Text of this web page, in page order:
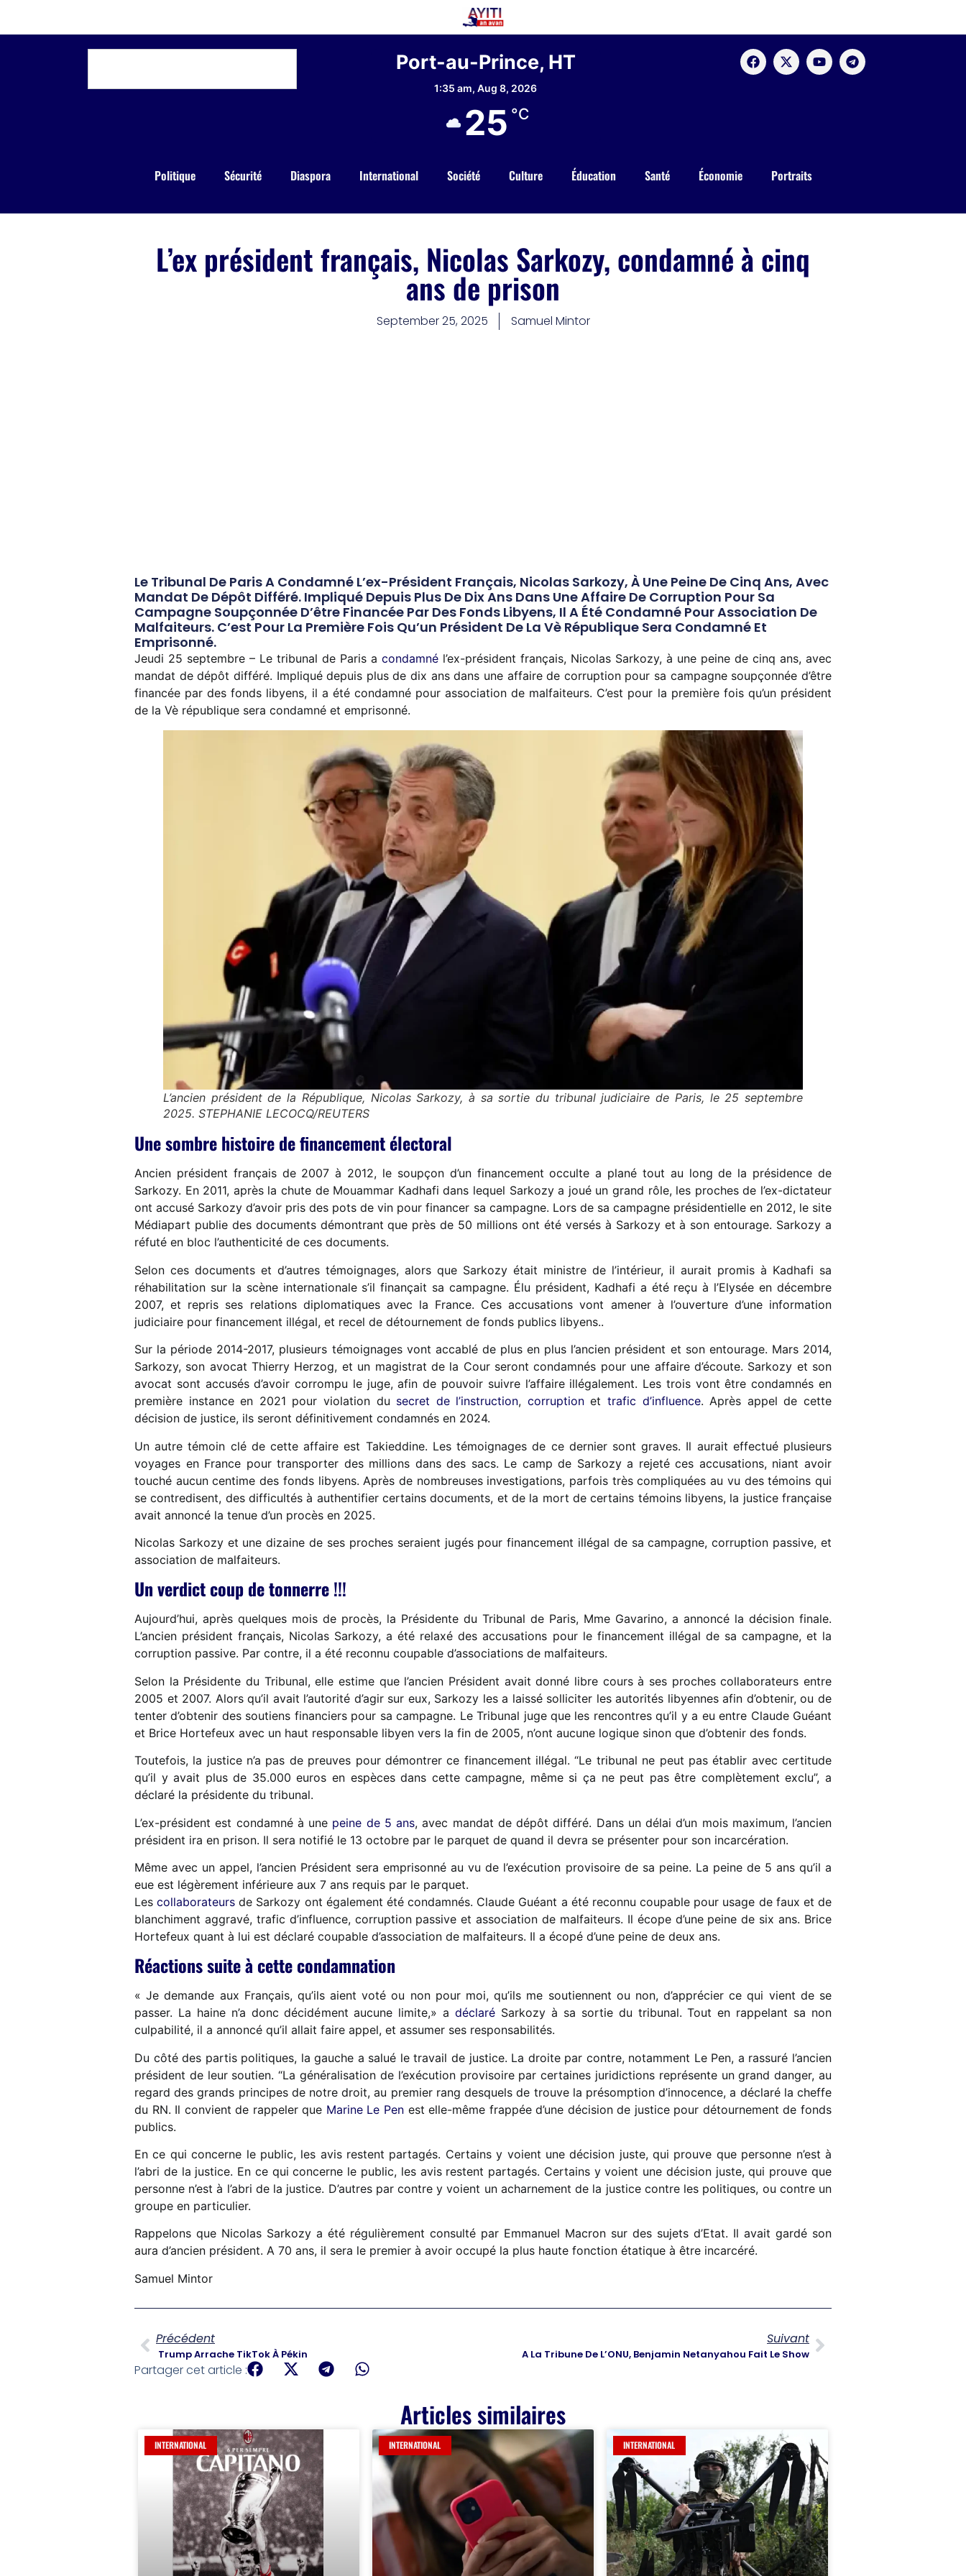
Port-au-Prince, HT
1:35 am,Aug 8, 2026
25 °C
Politique Sécurité Diaspora International Société Culture Éducation Santé Économie Portraits
L’ex président français, Nicolas Sarkozy, condamné à cinq
ans de prison
September 25, 2025 Samuel Mintor
Le Tribunal De Paris A Condamné L’ex-Président Français, Nicolas Sarkozy, À Une Peine De Cinq Ans, Avec
Mandat De Dépôt Différé. Impliqué Depuis Plus De Dix Ans Dans Une Affaire De Corruption Pour Sa
Campagne Soupçonnée D’être Financée Par Des Fonds Libyens, Il A Été Condamné Pour Association De
Malfaiteurs. C’est Pour La Première Fois Qu’un Président De La Vè République Sera Condamné Et
Emprisonné.
Jeudi 25 septembre – Le tribunal de Paris a condamné l’ex-président français, Nicolas Sarkozy, à une peine de cinq ans, avec
mandat de dépôt différé. Impliqué depuis plus de dix ans dans une affaire de corruption pour sa campagne soupçonnée d’être
financée par des fonds libyens, il a été condamné pour association de malfaiteurs. C’est pour la première fois qu’un président
de la Vè république sera condamné et emprisonné.
L’ancien président de la République, Nicolas Sarkozy, à sa sortie du tribunal judiciaire de Paris, le 25 septembre
2025. STEPHANIE LECOCQ/REUTERS
Une sombre histoire de financement électoral
Ancien président français de 2007 à 2012, le soupçon d’un financement occulte a plané tout au long de la présidence de
Sarkozy. En 2011, après la chute de Mouammar Kadhafi dans lequel Sarkozy a joué un grand rôle, les proches de l’ex-dictateur
ont accusé Sarkozy d’avoir pris des pots de vin pour financer sa campagne. Lors de sa campagne présidentielle en 2012, le site
Médiapart publie des documents démontrant que près de 50 millions ont été versés à Sarkozy et à son entourage. Sarkozy a
réfuté en bloc l’authenticité de ces documents.
Selon ces documents et d’autres témoignages, alors que Sarkozy était ministre de l’intérieur, il aurait promis à Kadhafi sa
réhabilitation sur la scène internationale s’il finançait sa campagne. Élu président, Kadhafi a été reçu à l’Elysée en décembre
2007, et repris ses relations diplomatiques avec la France. Ces accusations vont amener à l’ouverture d’une information
judiciaire pour financement illégal, et recel de détournement de fonds publics libyens..
Sur la période 2014-2017, plusieurs témoignages vont accablé de plus en plus l’ancien président et son entourage. Mars 2014,
Sarkozy, son avocat Thierry Herzog, et un magistrat de la Cour seront condamnés pour une affaire d’écoute. Sarkozy et son
avocat sont accusés d’avoir corrompu le juge, afin de pouvoir suivre l’affaire illégalement. Les trois vont être condamnés en
première instance en 2021 pour violation du secret de l’instruction, corruptionettrafic d’influence. Après appel de cette
décision de justice, ils seront définitivement condamnés en 2024.
Un autre témoin clé de cette affaire est Takieddine. Les témoignages de ce dernier sont graves. Il aurait effectué plusieurs
voyages en France pour transporter des millions dans des sacs. Le camp de Sarkozy a rejeté ces accusations, niant avoir
touché aucun centime des fonds libyens. Après de nombreuses investigations, parfois très compliquées au vu des témoins qui
se contredisent, des difficultés à authentifier certains documents, et de la mort de certains témoins libyens, la justice française
avait annoncé la tenue d’un procès en 2025.
Nicolas Sarkozy et une dizaine de ses proches seraient jugés pour financement illégal de sa campagne, corruption passive, et
association de malfaiteurs.
Un verdict coup de tonnerre!!!
Aujourd’hui, après quelques mois de procès, la Présidente du Tribunal de Paris, Mme Gavarino, a annoncé la décision finale.
L’ancien président français, Nicolas Sarkozy, a été relaxé des accusations pour le financement illégal de sa campagne, et la
corruption passive. Par contre, il a été reconnu coupable d’associations de malfaiteurs.
Selon la Présidente du Tribunal, elle estime que l’ancien Président avait donné libre cours à ses proches collaborateurs entre
2005 et 2007. Alors qu’il avait l’autorité d’agir sur eux, Sarkozy les a laissé solliciter les autorités libyennes afin d’obtenir, ou de
tenter d’obtenir des soutiens financiers pour sa campagne. Le Tribunal juge que les rencontres qu’il y a eu entre Claude Guéant
et Brice Hortefeux avec un haut responsable libyen vers la fin de 2005, n’ont aucune logique sinon que d’obtenir des fonds.
Toutefois, la justice n’a pas de preuves pour démontrer ce financement illégal. “Le tribunal ne peut pas établir avec certitude
qu’il y avait plus de 35.000 euros en espèces dans cette campagne, même si ça ne peut pas être complètement exclu”, a
déclaré la présidente du tribunal.
L’ex-président est condamné à une peine de 5 ans, avec mandat de dépôt différé. Dans un délai d’un mois maximum, l’ancien
président ira en prison. Il sera notifié le 13 octobre par le parquet de quand il devra se présenter pour son incarcération.
Même avec un appel, l’ancien Président sera emprisonné au vu de l’exécution provisoire de sa peine. La peine de 5 ans qu’il a
eue est légèrement inférieure aux 7 ans requis par le parquet.
Lescollaborateurs de Sarkozy ont également été condamnés. Claude Guéant a été reconnu coupable pour usage de faux et de
blanchiment aggravé, trafic d’influence, corruption passive et association de malfaiteurs. Il écope d’une peine de six ans. Brice
Hortefeux quant à lui est déclaré coupable d’association de malfaiteurs. Il a écopé d’une peine de deux ans.
Réactions suite à cette condamnation
« Je demande aux Français, qu’ils aient voté ou non pour moi, qu’ils me soutiennent ou non, d’apprécier ce qui vient de se
passer. La haine n’a donc décidément aucune limite,» adéclaré Sarkozy à sa sortie du tribunal. Tout en rappelant sa non
culpabilité, il a annoncé qu’il allait faire appel, et assumer ses responsabilités.
Du côté des partis politiques, la gauche a salué le travail de justice. La droite par contre, notamment Le Pen, a rassuré l’ancien
président de leur soutien. “La généralisation de l’exécution provisoire par certaines juridictions représente un grand danger, au
regard des grands principes de notre droit, au premier rang desquels de trouve la présomption d’innocence, a déclaré la cheffe
du RN. Il convient de rappeler que Marine Le Penest elle-même frappée d’une décision de justice pour détournement de fonds
publics.
En ce qui concerne le public, les avis restent partagés. Certains y voient une décision juste, qui prouve que personne n’est à
l’abri de la justice. En ce qui concerne le public, les avis restent partagés. Certains y voient une décision juste, qui prouve que
personne n’est à l’abri de la justice. D’autres par contre y voient un acharnement de la justice contre les politiques, ou contre un
groupe en particulier.
Rappelons que Nicolas Sarkozy a été régulièrement consulté par Emmanuel Macron sur des sujets d’Etat. Il avait gardé son
aura d’ancien président. A 70 ans, il sera le premier à avoir occupé la plus haute fonction étatique à être incarcéré.
Samuel Mintor
Précédent
Trump Arrache TikTok À Pékin
Suivant
A La Tribune De L’ONU, Benjamin Netanyahou Fait Le Show
Partager cet article :
Articles similaires
INTERNATIONAL INTERNATIONAL INTERNATIONAL